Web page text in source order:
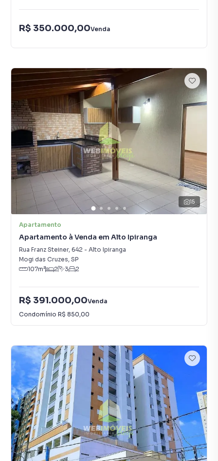
R$ 350.000,00Venda
15
Apartamento
Apartamento à Venda em Alto Ipiranga
Rua Franz Steiner, 642 - Alto Ipiranga
Mogi das Cruzes, SP
107m² 2 3 2
R$ 391.000,00Venda
Condomínio R$ 850,00